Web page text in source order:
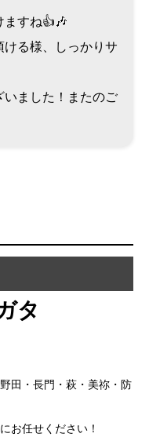
ますね👍🎶
ける様、しっかりサ
いました！またのご
タ
田・長門・萩・美祢・防
お任せください！